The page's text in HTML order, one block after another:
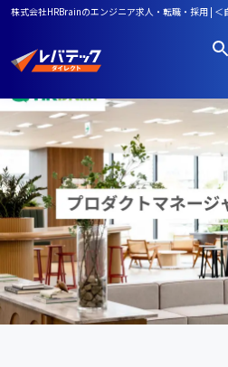
株式会社HRBrainのエンジニア求人・転職・採用 |